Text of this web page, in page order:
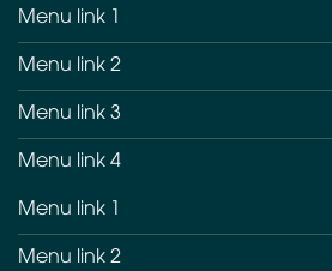
Menu link 1
Menu link 2
Menu link 3
Menu link 4
Menu link 1
Menu link 2